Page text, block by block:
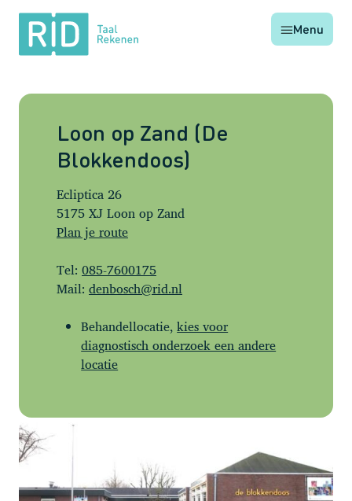
RID
Taal
Rekenen
Menu
Loon op Zand (De
Blokkendoos)
Ecliptica 26
5175 XJ Loon op Zand
Plan je route
Tel: 085-7600175
Mail: denbosch@rid.nl
Behandellocatie,kies voor
diagnostisch onderzoek een andere
locatie